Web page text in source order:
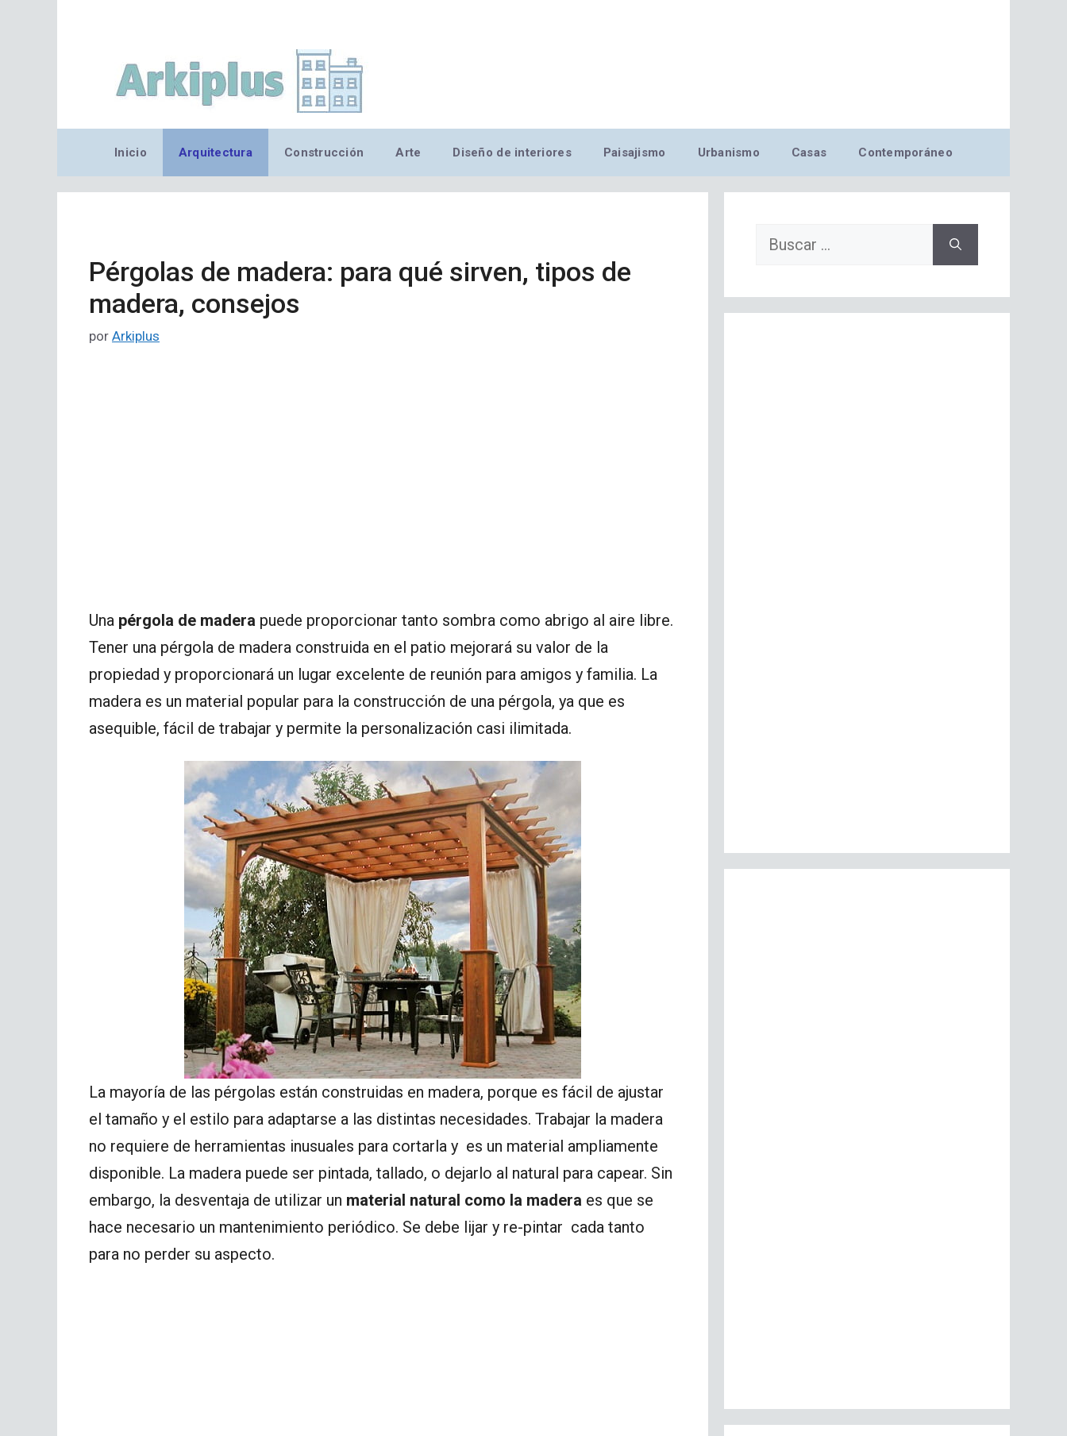
Inicio Arquitectura Construcción Arte Diseño de interiores Paisajismo Urbanismo Casas Contemporáneo
Pérgolas de madera: para qué sirven, tipos de
madera, consejos
por Arkiplus
Una pérgola de madera puede proporcionar tanto sombra como abrigo al aire libre.
Tener una pérgola de madera construida en el patio mejorará su valor de la
propiedad y proporcionará un lugar excelente de reunión para amigos y familia. La
madera es un material popular para la construcción de una pérgola, ya que es
asequible, fácil de trabajar y permite la personalización casi ilimitada.
La mayoría de las pérgolas están construidas en madera, porque es fácil de ajustar
el tamaño y el estilo para adaptarse a las distintas necesidades. Trabajar la madera
no requiere de herramientas inusuales para cortarla y es un material ampliamente
disponible. La madera puede ser pintada, tallado, o dejarlo al natural para capear. Sin
embargo, la desventaja de utilizar un material natural como la madera es que se
hace necesario un mantenimiento periódico. Se debe lijar y re-pintar cada tanto
para no perder su aspecto.
Buscar: